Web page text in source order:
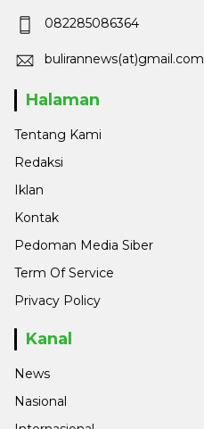
082285086364
bulirannews(at)gmail.com
Halaman
Tentang Kami
Redaksi
Iklan
Kontak
Pedoman Media Siber
Term Of Service
Privacy Policy
Kanal
News
Nasional